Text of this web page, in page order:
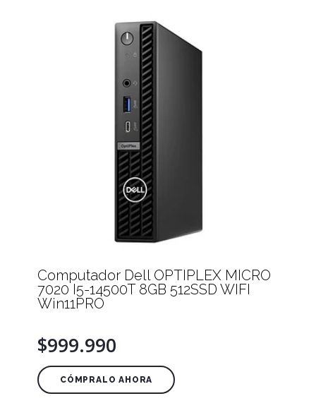
Computador Dell OPTIPLEX MICRO
7020 I5-14500T 8GB 512SSD WIFI
Win11PRO
$999.990
CÓMPRALO AHORA